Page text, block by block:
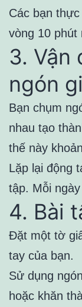
Các bạn
vòng 10 phút
3. Vận
ngón
Bạn chụm
nhau tạo
thế này
Lặp lại động
tập. Mỗi
4. Bài
Đặt một tờ
tay của bạn.
Sử dụng
hoặc khăn